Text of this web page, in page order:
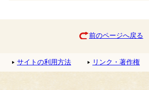
前のページへ戻る
サイトの利用方法 リンク・著作権